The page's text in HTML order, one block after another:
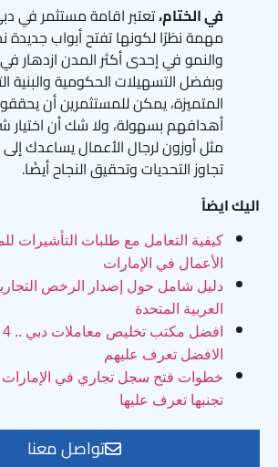
تواصل معنا
في الختام،تعتبر اقامة مستثمر في
مهمة نظرًا لكونها تفتح أبواب جديدة
والنمو في إحدى أكثر المدن ازدهار في
وبفضل التسهيلات الحكومية والبنية
المتميزة، يمكن للمستثمرين أن
أهدافهم بسهولة، ولا شك أن اختيار
مثل أوزون لرجال الأعمال يساعدك
تجاوز التحديات وتحقيق النجاح أيضًا.
اليك ايضاً
كيفية التعامل مع طلبات التأشيرات
الأعمال في الإمارات
دليل شامل حول إصدار الرخص
العربية المتحدة
الافضل تعرف عليهم
تجنبها تعرف عليها